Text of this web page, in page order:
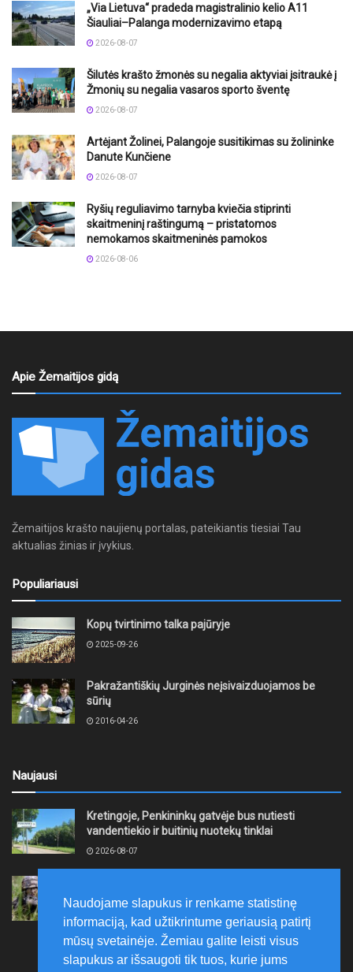
„Via Lietuva“ pradeda magistralinio kelio A11
Šiauliai–Palanga modernizavimo etapą
2026-08-07
Šilutės krašto žmonės su negalia aktyviai įsitraukė į
Žmonių su negalia vasaros sporto šventę
2026-08-07
Artėjant Žolinei, Palangoje susitikimas su žolininke
Danute Kunčiene
2026-08-07
Ryšių reguliavimo tarnyba kviečia stiprinti
skaitmeninį raštingumą – pristatomos
nemokamos skaitmeninės pamokos
2026-08-06
Apie Žemaitijos gidą
Žemaitijos krašto naujienų portalas, pateikiantis tiesiai Tau
aktualias žinias ir įvykius.
Populiariausi
Kopų tvirtinimo talka pajūryje
2025-09-26
Pakražantiškių Jurginės neįsivaizduojamos be
sūrių
2016-04-26
Naujausi
Kretingoje, Penkininkų gatvėje bus nutiesti
vandentiekio ir buitinių nuotekų tinklai
2026-08-07
rinktinė vykdys karines pratybas
2026-08-07
Naudojame slapukus ir renkame statistinę
informaciją, kad užtikrintume geriausią patirtį
mūsų svetainėje. Žemiau galite leisti visus
slapukus ar išsaugoti tik tuos, kurie jums